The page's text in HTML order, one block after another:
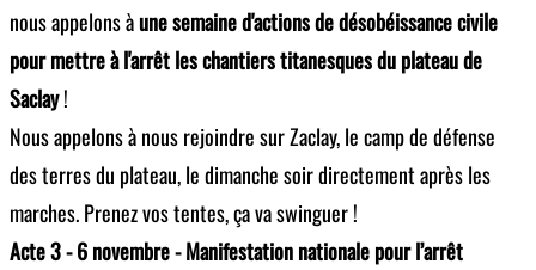
nous appelons àune semaine d'actions de désobéissance civile
pour mettre à l'arrêt les chantiers titanesques du plateau de
Saclay!
Nous appelons à nous rejoindre sur Zaclay, le camp de défense
des terres du plateau, le dimanche soir directement après les
marches. Prenez vos tentes, ça va swinguer !
Acte 3 - 6 novembre - Manifestation nationale pour l’arrêt